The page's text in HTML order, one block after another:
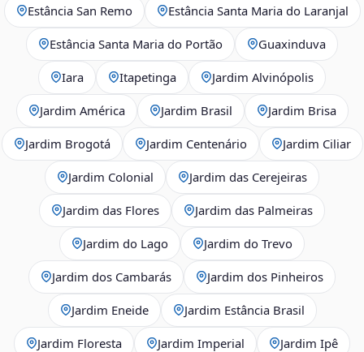
Estância San Remo Estância Santa Maria do Laranjal
Estância Santa Maria do Portão Guaxinduva
Iara Itapetinga Jardim Alvinópolis
Jardim América Jardim Brasil Jardim Brisa
Jardim Brogotá Jardim Centenário Jardim Ciliar
Jardim Colonial Jardim das Cerejeiras
Jardim das Flores Jardim das Palmeiras
Jardim do Lago Jardim do Trevo
Jardim dos Cambarás Jardim dos Pinheiros
Jardim Eneide Jardim Estância Brasil
Jardim Floresta Jardim Imperial Jardim Ipê